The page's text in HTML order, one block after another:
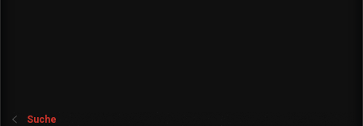
Suche